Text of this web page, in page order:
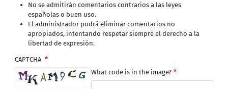
No se admitirán comentarios contrarios a las leyes
españolas o buen uso.
El administrador podrá eliminar comentarios no
apropiados, intentando respetar siempre el derecho a la
libertad de expresión.
CAPTCHA
What code is in the image?